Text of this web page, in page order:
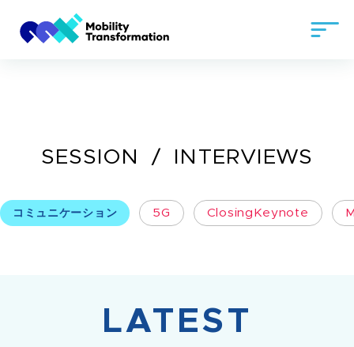
SESSION INTERVIEWS
5G ClosingKeynote
コミュニケーション
LATEST